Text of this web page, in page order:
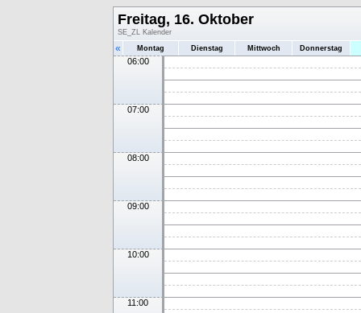
Freitag, 16. Oktober
SE_ZL Kalender
« Montag Dienstag Mittwoch Donnerstag
06:00
07:00
08:00
09:00
10:00
11:00